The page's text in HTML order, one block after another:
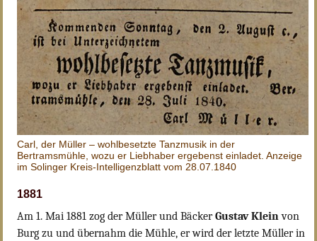
Carl, der Müller – wohlbesetzte Tanzmusik in der
Bertramsmühle, wozu er Liebhaber ergebenst einladet. Anzeige
im Solinger Kreis-Intelligenzblatt vom 28.07.1840
1881
Am 1. Mai 1881 zog der Müller und BäckerGustav Klein von
Burg zu und übernahm die Mühle, er wird der letzte Müller in